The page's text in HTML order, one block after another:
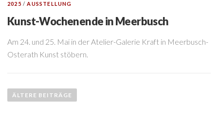
2025 /AUSSTELLUNG
Kunst-Wochenende in Meerbusch
Am 24. und 25. Mai in der Atelier-Galerie Kraft in Meerbusch-
Osterath Kunst stöbern.
e
i
ÄLTERE BEITRÄGE